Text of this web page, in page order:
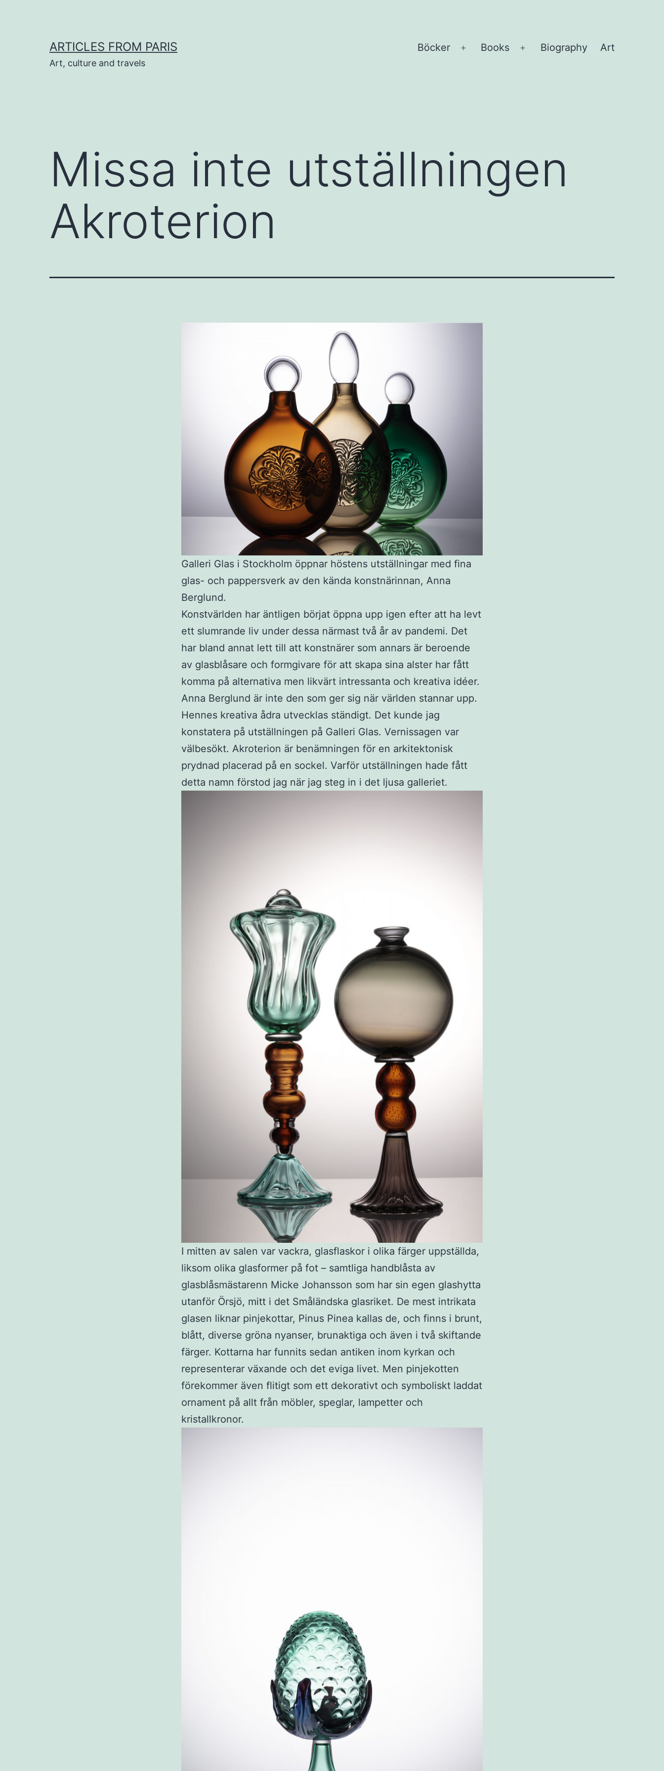
ARTICLES FROM PARIS
Art, culture and travels
Böcker
Open
Books
Open
Biography Art
Missa inte utställningen
Akroterion
Galleri Glas i Stockholm öppnar höstens utställningar med fina
glas- och pappersverk av den kända konstnärinnan, Anna
Berglund.
Konstvärlden har äntligen börjat öppna upp igen efter att ha levt
ett slumrande liv under dessa närmast två år av pandemi. Det
har bland annat lett till att konstnärer som annars är beroende
av glasblåsare och formgivare för att skapa sina alster har fått
komma på alternativa men likvärt intressanta och kreativa idéer.
Anna Berglund är inte den som ger sig när världen stannar upp.
Hennes kreativa ådra utvecklas ständigt. Det kunde jag
konstatera på utställningen på Galleri Glas. Vernissagen var
välbesökt. Akroterion är benämningen för en arkitektonisk
prydnad placerad på en sockel. Varför utställningen hade fått
detta namn förstod jag när jag steg in i det ljusa galleriet.
I mitten av salen var vackra, glasflaskor i olika färger uppställda,
liksom olika glasformer på fot – samtliga handblåsta av
glasblåsmästarenn Micke Johansson som har sin egen glashytta
utanför Örsjö, mitt i det Småländska glasriket. De mest intrikata
glasen liknar pinjekottar, Pinus Pinea kallas de, och finns i brunt,
blått, diverse gröna nyanser, brunaktiga och även i två skiftande
färger. Kottarna har funnits sedan antiken inom kyrkan och
representerar växande och det eviga livet. Men pinjekotten
förekommer även flitigt som ett dekorativt och symboliskt laddat
ornament på allt från möbler, speglar, lampetter och
kristallkronor.